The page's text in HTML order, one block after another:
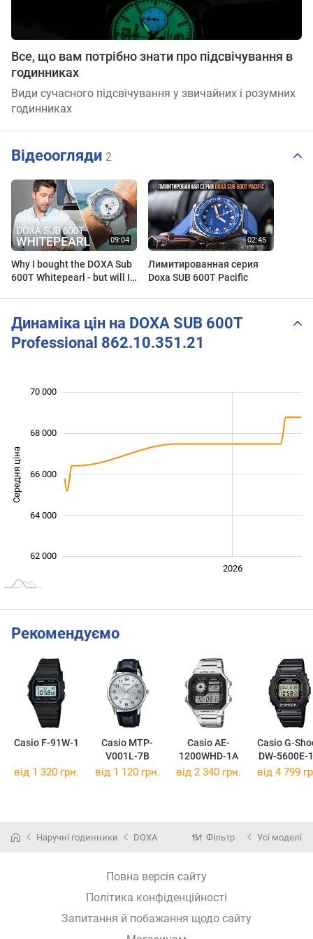
Все, що вам потрібно знати про підсвічування в
годинниках
Види сучасного підсвічування у звичайних і розумних
годинниках
Відеоогляди 2
Why I bought the DOXA Sub
600T Whitepearl - but will I
Лимитированная серия
Doxa SUB 600T Pacific
Динаміка цін на DOXA SUB 600T
Professional 862.10.351.21
Середня ціна 63 000
62 000
64 000
66 000
68 000
70 000
2026
Рекомендуємо
Casio F-91W-1
Casio MTP-
V001L-7B
Casio AE-
1200WHD-1A
Casio G-
DW-5600E-
від 1 320 грн. від 1 120 грн. від 2 340 грн. від 4 799
Наручні годинники DOXA Фільтр Усі моделі
Повна версія сайту
Політика конфіденційності
Запитання й побажання щодо сайту